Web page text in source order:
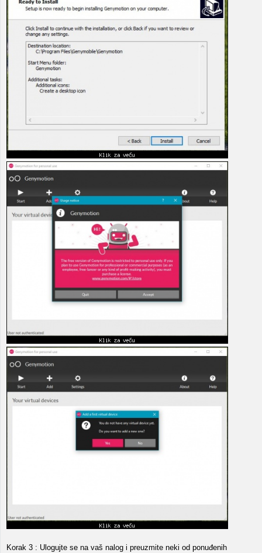
Korak 3 : Ulogujte se na vaš nalog i preuzmite neki od ponuđenih